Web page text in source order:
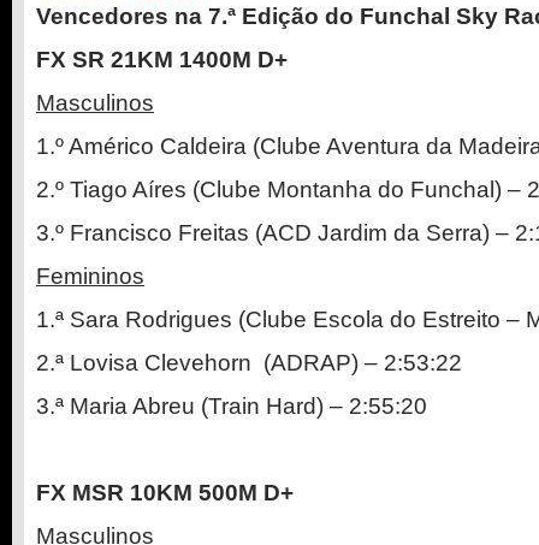
Vencedores na 7.ª Edição do Funchal Sky
FX SR 21KM 1400M D+
Masculinos
1.º Américo Caldeira (Clube Aventura da
2.º Tiago Aíres (Clube Montanha do Funchal) –
3.º Francisco Freitas (ACD Jardim da Serra) –
Femininos
1.ª Sara Rodrigues (Clube Escola do Estreito –
2.ª Lovisa Clevehorn (ADRAP) – 2:53:22
3.ª Maria Abreu (Train Hard) – 2:55:20
FX MSR 10KM 500M D+
Masculinos